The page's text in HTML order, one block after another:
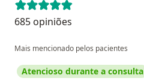
685 opiniões
Mais mencionado pelos pacientes
Atencioso durante a consulta